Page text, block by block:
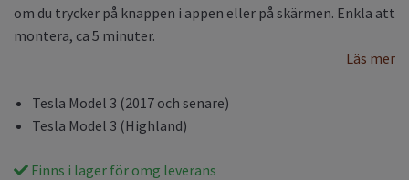
om du trycker på knappen i appen eller på skärmen. Enkla att
montera, ca 5 minuter.
Läs mer
Tesla Model 3 (2017 och senare)
Tesla Model 3 (Highland)
Finns i lager för omg leverans